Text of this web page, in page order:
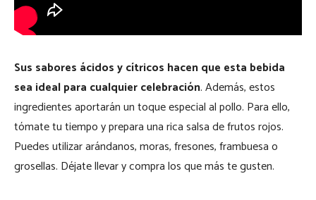
Sus sabores ácidos y cítricos hacen que esta bebida
sea ideal para cualquier celebración. Además, estos
ingredientes aportarán un toque especial al pollo. Para ello,
tómate tu tiempo y prepara una rica salsa de frutos rojos.
Puedes utilizar arándanos, moras, fresones, frambuesa o
grosellas. Déjate llevar y compra los que más te gusten.